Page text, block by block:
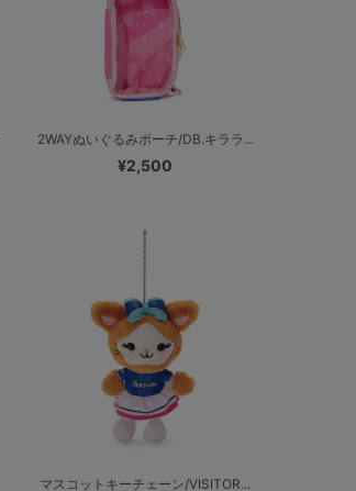
2WAYぬいぐるみポーチ/DB.キララ...
¥2,500
マスコットキーチェーン/VISITOR...